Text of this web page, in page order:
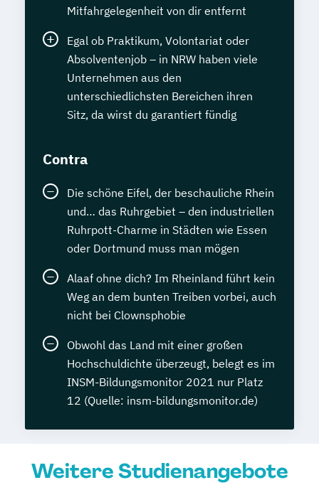
Mitfahrgelegenheit von dir entfernt
Egal ob Praktikum, Volontariat oder
Absolventenjob – in NRW haben viele
Unternehmen aus den
unterschiedlichsten Bereichen ihren
Sitz, da wirst du garantiert fündig
Contra
Die schöne Eifel, der beschauliche Rhein
und… das Ruhrgebiet – den industriellen
Ruhrpott-Charme in Städten wie Essen
oder Dortmund muss man mögen
Alaaf ohne dich? Im Rheinland führt kein
Weg an dem bunten Treiben vorbei, auch
nicht bei Clownsphobie
Obwohl das Land mit einer großen
Hochschuldichte überzeugt, belegt es im
INSM-Bildungsmonitor 2021 nur Platz
12 (Quelle: insm-bildungsmonitor.de)
Weitere Studienangebote